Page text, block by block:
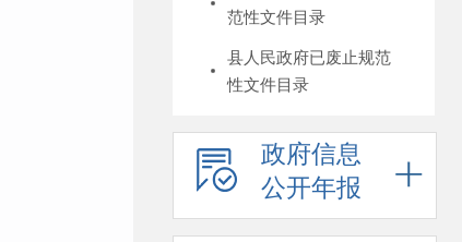
范性文件目录
县人民政府已废止规范
性文件目录
政府信息
公开年报